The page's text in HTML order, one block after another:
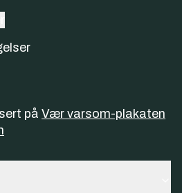
på Vær varsom-plakaten